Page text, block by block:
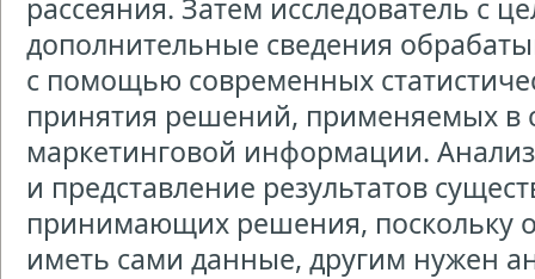
рассеяния. Затем исследователь с
дополнительные сведения
с помощью современных
принятия решений, применяемых в
маркетинговой информации.
и представление результатов
принимающих решения, поскольку
иметь сами данные, другим нужен